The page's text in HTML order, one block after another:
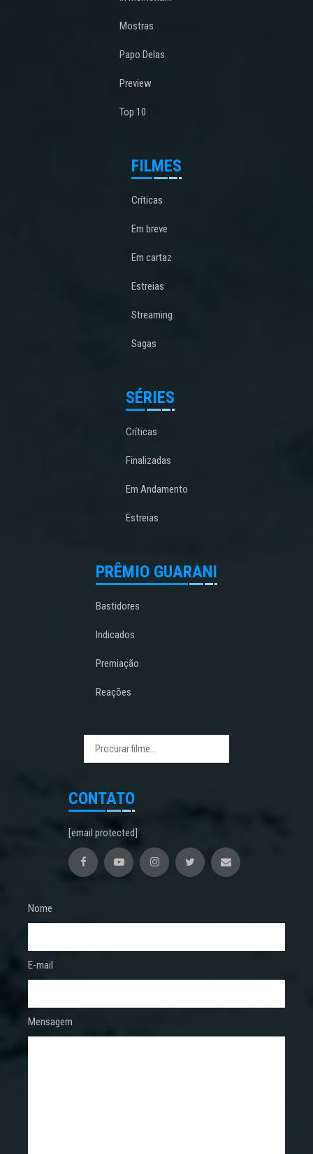
Mostras
Papo Delas
Preview
Top 10
FILMES
Críticas
Em breve
Em cartaz
Estreias
Streaming
Sagas
SÉRIES
Críticas
Finalizadas
Em Andamento
Estreias
PRÊMIO GUARANI
Bastidores
Indicados
Premiação
Reações
CONTATO
[email protected]
Nome
E-mail
Mensagem